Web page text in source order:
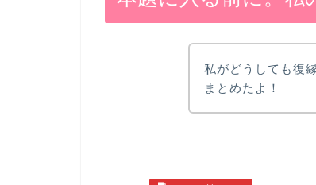
私がどうしても復
まとめたよ！